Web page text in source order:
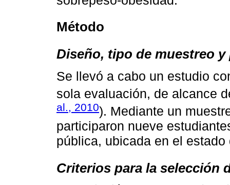
Método
Diseño, tipo de muestreo
Se llevó a cabo un estudio
sola evaluación, de alcance
al., 2010). Mediante un
participaron nueve
pública, ubicada en el
Criterios para la selección